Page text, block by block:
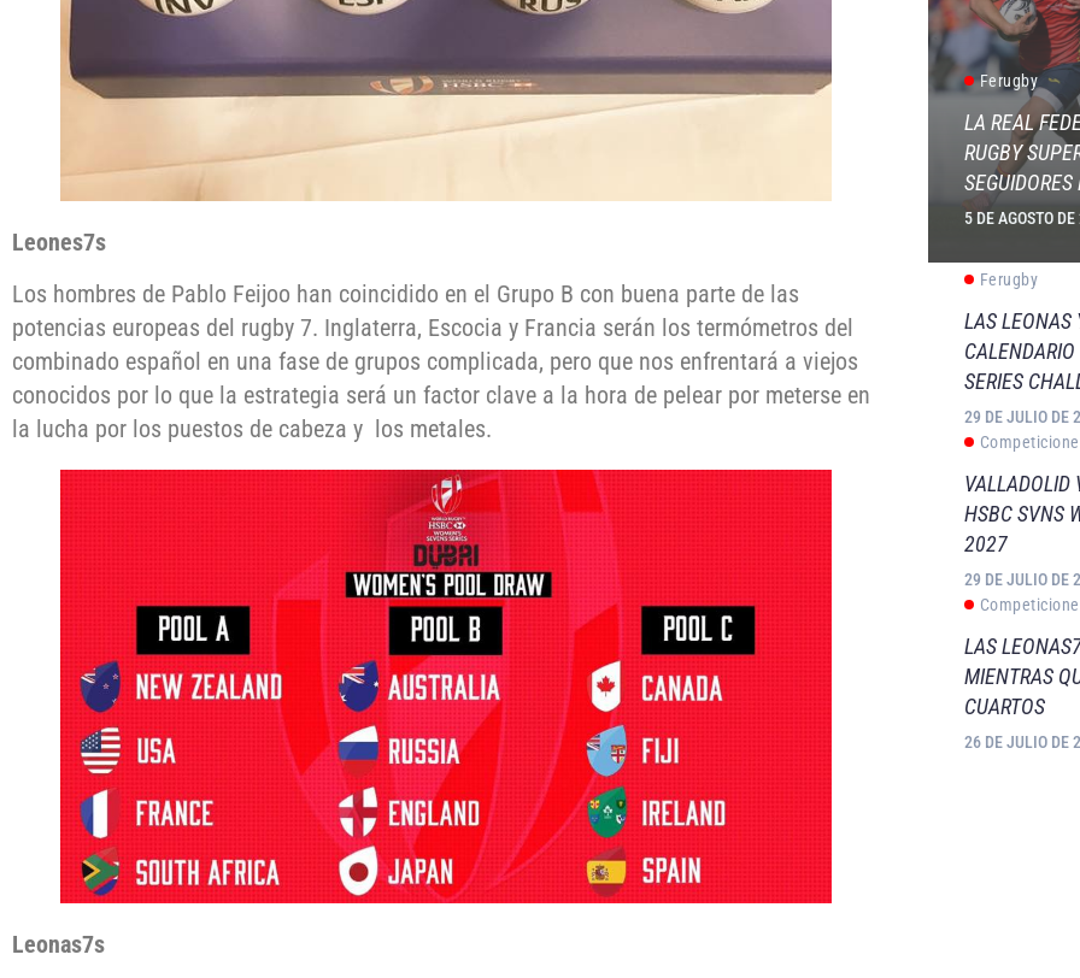
Leones7s
Los hombres de Pablo Feijoo han coincidido en el Grupo B con buena parte de las
potencias europeas del rugby 7. Inglaterra, Escocia y Francia serán los termómetros del
combinado español en una fase de grupos complicada, pero que nos enfrentará a viejos
conocidos por lo que la estrategia será un factor clave a la hora de pelear por meterse en
la lucha por los puestos de cabeza y los metales.
Leonas7s
Ferugby
LA REAL
RUGBY
5 DE AGOSTO
Ferugby
LAS LEONAS
SERIES
29 DE JULIO DE
VALLADOLID
HSBC SVNS
2027
29 DE JULIO DE
LAS
MIENTRAS
CUARTOS
26 DE JULIO DE